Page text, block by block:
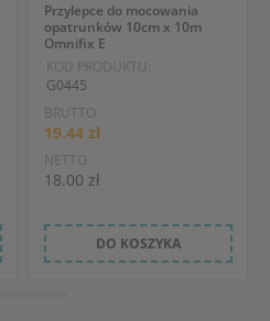
Przylepce do mocowania
opatrunków 10cm x 10m
Omnifix E
KOD PRODUKTU:
G0445
BRUTTO
19.44 zł
NETTO
18.00 zł
DO KOSZYKA